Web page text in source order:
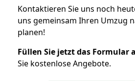
Kontaktieren Sie uns noch
uns gemeinsam Ihren Umzug
planen!
Füllen Sie jetzt das Formular
Sie kostenlose Angebote.